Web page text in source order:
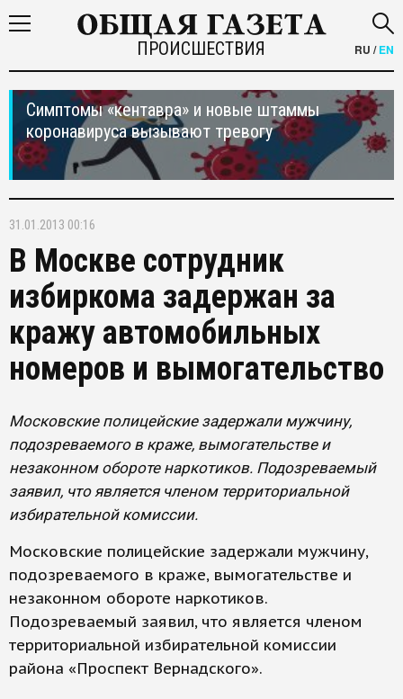
ПРОИСШЕСТВИЯ RU /EN
Симптомы «кентавра» и новые штаммы
коронавируса вызывают тревогу
31.01.2013 00:16
В Москве сотрудник
избиркома задержан за
кражу автомобильных
номеров и вымогательство
Московские полицейские задержали мужчину,
подозреваемого в краже, вымогательстве и
незаконном обороте наркотиков. Подозреваемый
заявил, что является членом территориальной
избирательной комиссии.
Московские полицейские задержали мужчину,
подозреваемого в краже, вымогательстве и
незаконном обороте наркотиков.
Подозреваемый заявил, что является членом
территориальной избирательной комиссии
района «Проспект Вернадского».